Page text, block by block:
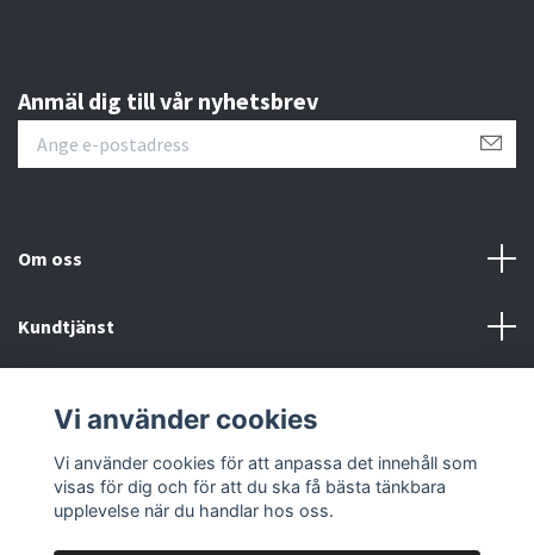
Anmäl dig till vår nyhetsbrev
Om oss
Kundtjänst
Sociala medier
Vi använder cookies
Vi använder cookies för att anpassa det innehåll som
visas för dig och för att du ska få bästa tänkbara
upplevelse när du handlar hos oss.